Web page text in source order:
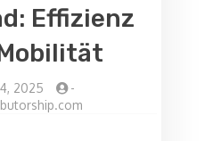
Effizienz
2025
-